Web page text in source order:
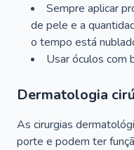
Sempre aplicar
de pele e a
o tempo está
Usar óculos com
Dermatologia
As cirurgias
porte e podem ter